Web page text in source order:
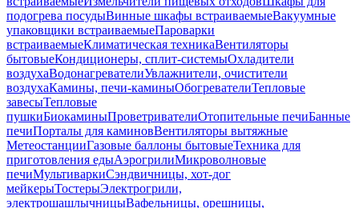
подогрева посудыВинные шкафы встраиваемыеВакуумные
упаковщики встраиваемыеПароварки
встраиваемыеКлиматическая техникаВентиляторы
бытовыеКондиционеры, сплит-системыОхладители
воздухаВодонагревателиУвлажнители, очистители
воздухаКамины, печи-каминыОбогревателиТепловые
завесыТепловые
пушкиБиокаминыПроветривателиОтопительные печиБанные
печиПорталы для каминовВентиляторы вытяжные
МетеостанцииГазовые баллоны бытовыеТехника для
приготовления едыАэрогрилиМикроволновые
печиМультиваркиСэндвичницы, хот-дог
мейкерыТостерыЭлектрогрили,
электрошашлычницыВафельницы, орешницы,